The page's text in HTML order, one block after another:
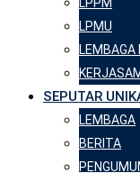
LPMU
LEMBAGA
SEPUTAR
LEMBAGA
BERITA